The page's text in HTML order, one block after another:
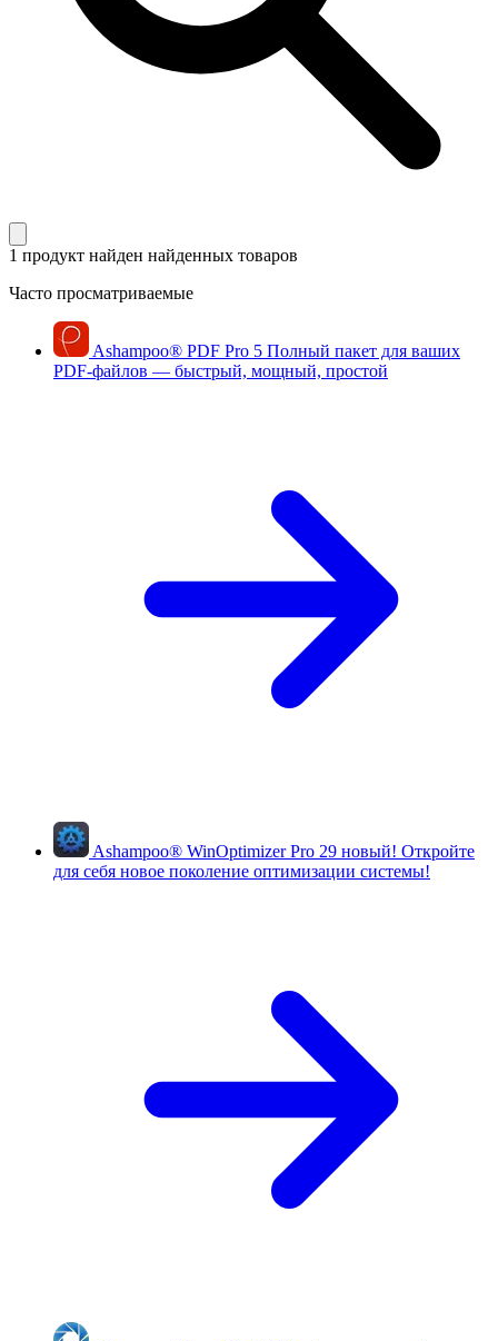
1 продукт найден найденных товаров
Часто просматриваемые
Ashampoo® PDF Pro 5 Полный пакет для ваших
PDF-файлов — быстрый, мощный, простой
Ashampoo® WinOptimizer Pro 29 новый! Откройте
для себя новое поколение оптимизации системы!